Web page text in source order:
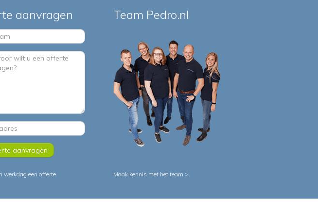
aanvragen
aanvragen
Team Pedro.nl
werkdag een offerte Maak kennis met het team >